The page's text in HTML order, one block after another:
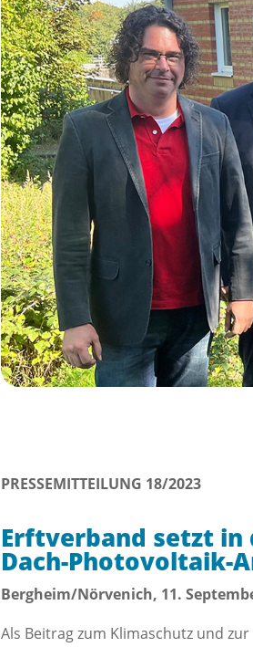
PRESSEMITTEILUNG 18/2023
Erftverband setzt in
Dach-Photovoltaik-
Bergheim/Nörvenich, 11.
Als Beitrag zum Klimaschutz und